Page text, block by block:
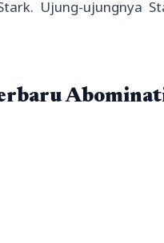
Ujung-ujungnya